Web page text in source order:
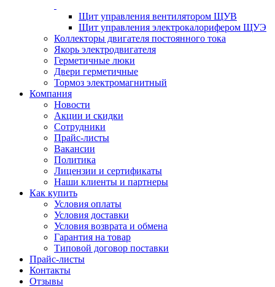
Щит управления вентилятором ЩУВ
Щит управления электрокалорифером ЩУЭ
Коллекторы двигателя постоянного тока
Якорь электродвигателя
Герметичные люки
Двери герметичные
Тормоз электромагнитный
Компания
Новости
Акции и скидки
Сотрудники
Прайс-листы
Вакансии
Политика
Лицензии и сертификаты
Наши клиенты и партнеры
Как купить
Условия оплаты
Условия доставки
Условия возврата и обмена
Гарантия на товар
Типовой договор поставки
Прайс-листы
Контакты
Отзывы